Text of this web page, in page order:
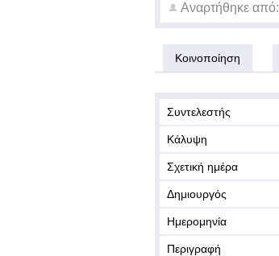
Αναρτήθηκε από:
Κοινοποίηση
Συντελεστής
Κάλυψη
Σχετική ημέρα
Δημιουργός
Ημερομηνία
Περιγραφή